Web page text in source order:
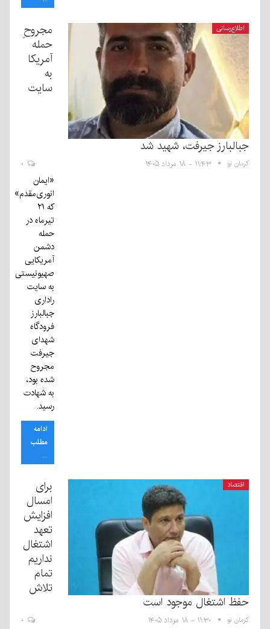
اطلاع‌رسانی
مجروحِ
حمله
آمریکا
به
سایت
جبالبارز جیرفت، شهید شد
کرمان نو ۱۱:۴۳ - ۱۸ مرداد ۱۴۰۵
«ایمان
انوری‌مقدم»
که ۲۱
تیرماه در
حمله
دشمن
آمریکایی
صهیونیستی
به سایت
راداری
جبالبارز
فرودگاه
شهدای
جیرفت
مجروح
شده بود،
به شهادت
رسید.
ادامه
مطلب
...
اقتصاد
برای
امسال
افزایش
تعهد
اشتغال
نداریم
تمام
تلاش
حفظ اشتغال موجود است
کرمان نو ۱۱:۳۰ - ۱۸ مرداد ۱۴۰۵